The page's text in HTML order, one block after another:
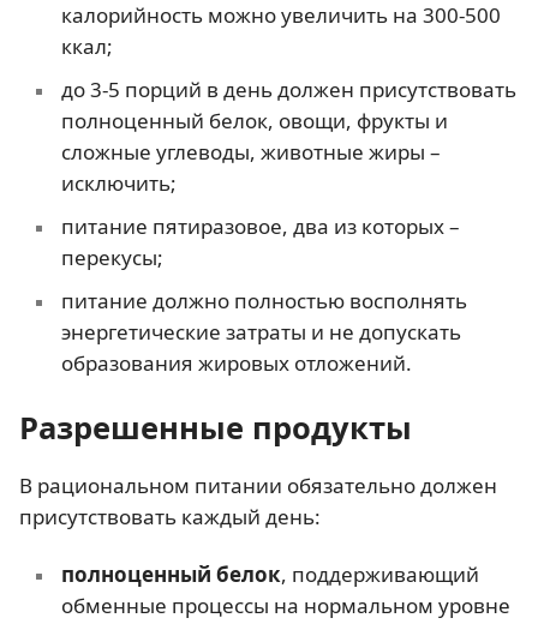
калорийность можно увеличить на 300-500
ккал;
до 3-5 порций в день должен присутствовать
полноценный белок, овощи, фрукты и
сложные углеводы, животные жиры –
исключить;
питание пятиразовое, два из которых –
перекусы;
питание должно полностью восполнять
энергетические затраты и не допускать
образования жировых отложений.
Разрешенные продукты
В рациональном питании обязательно должен
присутствовать каждый день:
полноценный белок, поддерживающий
обменные процессы на нормальном уровне